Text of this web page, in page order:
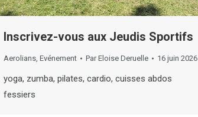
Inscrivez-vous aux Jeudis Sportifs
Aerolians, Evénement ParEloise Deruelle 16 juin 2026
yoga, zumba, pilates, cardio, cuisses abdos
fessiers